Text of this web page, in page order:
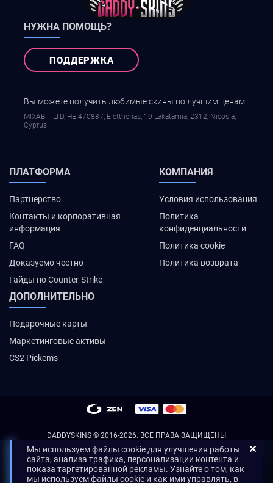
НУЖНА ПОМОЩЬ?
ПОДДЕРЖКА
Вы можете получить любимые скины по лучшим ценам.
MIXABIT LTD, ΗΕ 470887, Elettherias, 19 Lakatamia, 2312, Nicosia,
Cyprus
ПЛАТФОРМА
Партнерство
Контакты и корпоративная
информация
FAQ
Доказуемо честно
Гайды по Counter-Strike
КОМПАНИЯ
Условия использования
Политика
конфиденциальности
Политика cookie
Политика возврата
ДОПОЛНИТЕЛЬНО
Подарочные карты
Маркетинговые активы
CS2 Pickems
DADDYSKINS © 2016-2026. ВСЕ ПРАВА ЗАЩИЩЕНЫ
Мы используем файлы cookie для улучшения работы
сайта, анализа трафика, персонализации контента и
показа таргетированной рекламы. Узнайте о том, как
мы используем файлы cookie и как ими управлять, в